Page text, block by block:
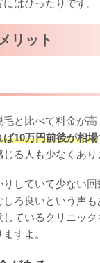
はぴったりです。
リット
と比べて料金が
10万円前後が相場
る人も少なくあり
していて少ない
ろ良いという声
ているクリニッ
すよ。